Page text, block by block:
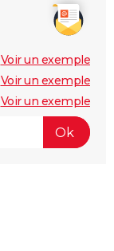
Voir un exemple
Voir un exemple
Voir un exemple